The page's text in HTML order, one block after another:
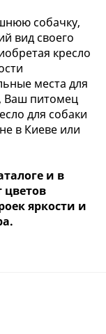
собачку,
вид своего
кресло
места для
Ваш питомец
для собаки
в Киеве или
и в
цветов
яркости и